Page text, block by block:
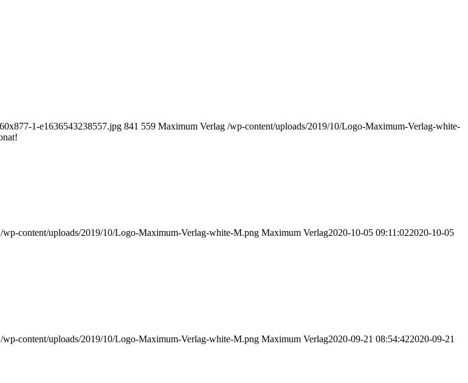
1-e1636543238557.jpg 841 559 Maximum Verlag /wp-content/uploads/2019/10/Logo-Maximum-Verlag-white-
/wp-content/uploads/2019/10/Logo-Maximum-Verlag-white-M.png Maximum Verlag2020-10-05 09:11:022020-10-05
/wp-content/uploads/2019/10/Logo-Maximum-Verlag-white-M.png Maximum Verlag2020-09-21 08:54:422020-09-21